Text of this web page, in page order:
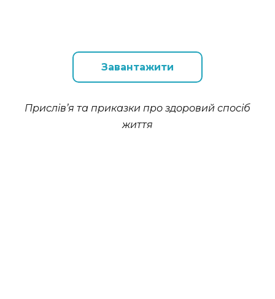
Завантажити
Прислів’я та приказки про здоровий спосіб
життя